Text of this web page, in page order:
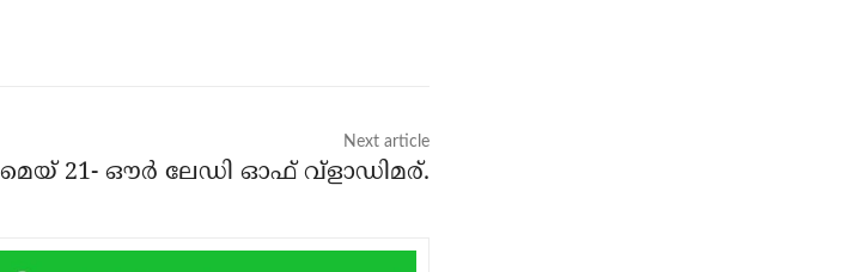
Next article
മെയ് 21- ഔര്‍ ലേഡി ഓഫ് വ്ളാഡിമര്.